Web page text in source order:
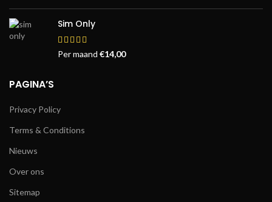
Sim Only
Per maand €14,00
PAGINA’S
Privacy Policy
Terms & Conditions
Nieuws
Over ons
Sitemap